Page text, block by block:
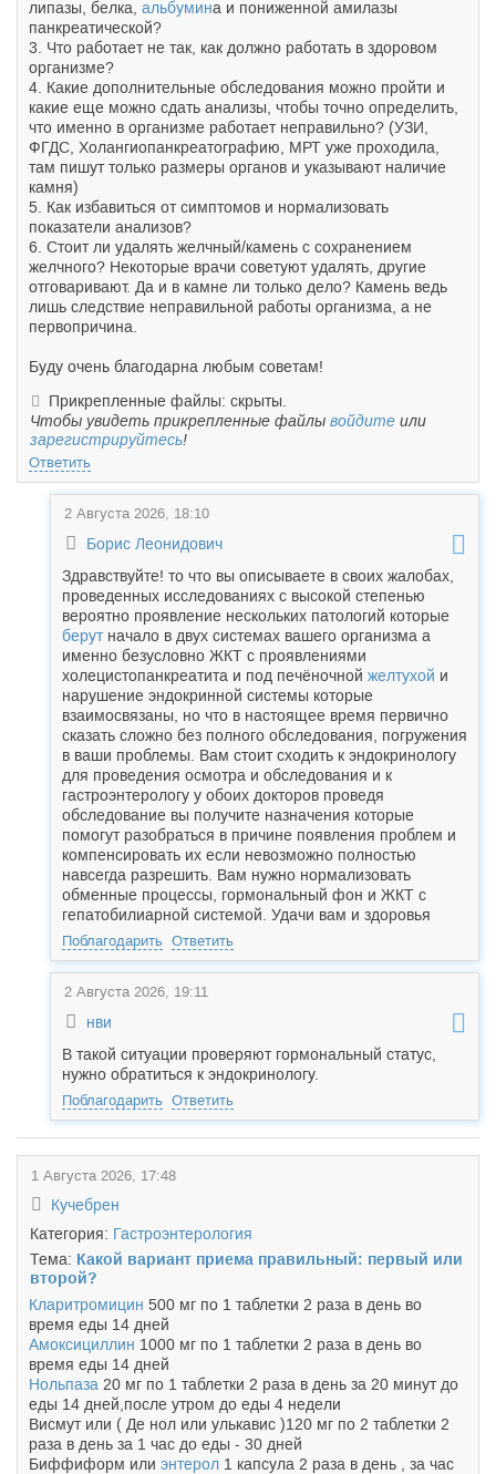
липазы, белка, альбумина и пониженной амилазы
панкреатической?
3. Что работает не так, как должно работать в здоровом
организме?
4. Какие дополнительные обследования можно пройти и
какие еще можно сдать анализы, чтобы точно определить,
что именно в организме работает неправильно? (УЗИ,
ФГДС, Холангиопанкреатографию, МРТ уже проходила,
там пишут только размеры органов и указывают наличие
камня)
5. Как избавиться от симптомов и нормализовать
показатели анализов?
6. Стоит ли удалять желчный/камень с сохранением
желчного? Некоторые врачи советуют удалять, другие
отговаривают. Да и в камне ли только дело? Камень ведь
лишь следствие неправильной работы организма, а не
первопричина.
Буду очень благодарна любым советам!
Прикрепленные файлы: скрыты.
Чтобы увидеть прикрепленные файлы войдите или
зарегистрируйтесь!
Ответить
2 Августа 2026, 18:10
Борис Леонидович
Здравствуйте! то что вы описываете в своих жалобах,
проведенных исследованиях с высокой степенью
вероятно проявление нескольких патологий которые
берутначало в двух системах вашего организма а
именно безусловно ЖКТ с проявлениями
холецистопанкреатита и под печёночной желтухой и
нарушение эндокринной системы которые
взаимосвязаны, но что в настоящее время первично
сказать сложно без полного обследования, погружения
в ваши проблемы. Вам стоит сходить к эндокринологу
для проведения осмотра и обследования и к
гастроэнтерологу у обоих докторов проведя
обследование вы получите назначения которые
помогут разобраться в причине появления проблем и
компенсировать их если невозможно полностью
навсегда разрешить. Вам нужно нормализовать
обменные процессы, гормональный фон и ЖКТ с
гепатобилиарной системой. Удачи вам и здоровья
Поблагодарить Ответить
2 Августа 2026, 19:11
нви
В такой ситуации проверяют гормональный статус,
нужно обратиться к эндокринологу.
Поблагодарить Ответить
1 Августа 2026, 17:48
Кучебрен
Категория: Гастроэнтерология
Тема: Какой вариант приема правильный: первый или
второй?
Кларитромицин 500 мг по 1 таблетки 2 раза в день во
время еды 14 дней
Амоксициллин 1000 мг по 1 таблетки 2 раза в день во
время еды 14 дней
Нольпаза 20 мг по 1 таблетки 2 раза в день за 20 минут до
еды 14 дней,после утром до еды 4 недели
Висмут или ( Де нол или улькавис )120 мг по 2 таблетки 2
раза в день за 1 час до еды - 30 дней
Биффиформ или энтерол 1 капсула 2 раза в день , за час